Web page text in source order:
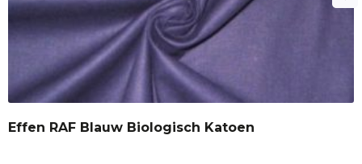
Effen RAF Blauw Biologisch Katoen